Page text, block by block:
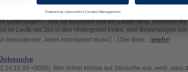
14:28:45 +0000) Das A und O für eine erfolgreiche Bewerbung
der Nachweis von Schul- und Berufsabschlüssen, belegen
Erfahrungen – und sie begleiten uns ein Leben lang. Während
im Laufe der Zeit in den Hintergrund treten, sind Bewertungen
bedeutender. Jeder Arbeitgeber muss […] Der Beitr... [mehr]
14:10:20 +0000) Wer schon einmal auf Jobsuche war, weiß, dass